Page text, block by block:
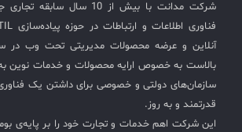
شرکت مدانت با بیش از 10 سال
آنلاین و عرضه محصولات مدیریتی تحت وب در
بالاست به خصوص ارایه محصولات و خدمات نوین
سازمان‌های دولتی و خصوصی برای داشتن یک فناوری
قدرتمند و به روز.
این شرکت اهم خدمات و تجارت خود را بر پایه‌ی